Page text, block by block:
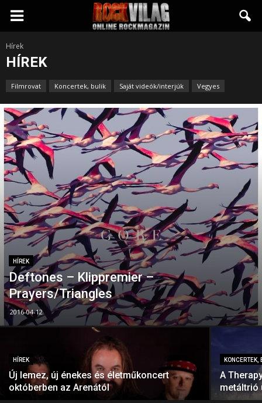
Rockvilág.hu
online
rockmagazin
Hírek
HÍREK
Filmrovat Koncertek, bulik Saját videók/interjúk Vegyes
HÍREK
Deftones – Klippremier –
Prayers/Triangles
2016-04-12
HÍREK
Új lemez, új énekes és életműkoncert
októberben az Arenától
KONCERTEK,
A
metáltrió